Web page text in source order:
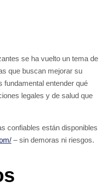
se ha vuelto un tema de
que buscan mejorar su
fundamental entender qué
legales y de salud que
confiables están disponibles
– sin demoras ni riesgos.